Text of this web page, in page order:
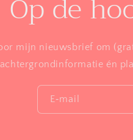
mijn nieuwsbrief om
achtergrondinformatie én
E‑mail